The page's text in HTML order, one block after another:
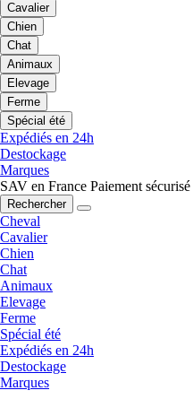
Cavalier
Chien
Chat
Animaux
Elevage
Ferme
Spécial été
Expédiés en 24h
Destockage
Marques
SAV en France Paiement sécurisé
Rechercher
Cheval
Cavalier
Chien
Chat
Animaux
Elevage
Ferme
Spécial été
Expédiés en 24h
Destockage
Marques